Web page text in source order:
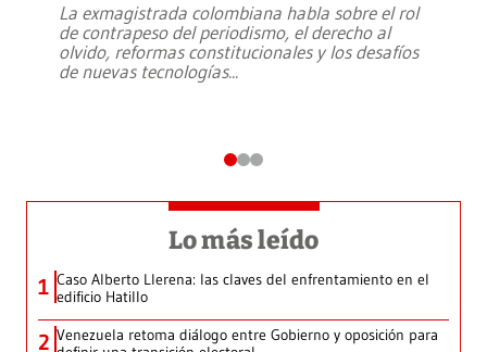
La exmagistrada colombiana habla sobre el rol
de contrapeso del periodismo, el derecho al
olvido, reformas constitucionales y los desafíos
de nuevas tecnologías...
Lo más leído
1 Caso Alberto Llerena: las claves del enfrentamiento en el
edificio Hatillo
2 Venezuela retoma diálogo entre Gobierno y oposición para